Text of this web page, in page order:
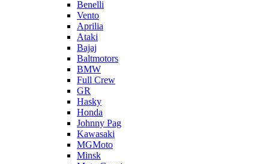
Benelli
Vento
Aprilia
Ataki
Bajaj
Baltmotors
BMW
Full Crew
GR
Hasky
Honda
Johnny Pag
Kawasaki
MGMoto
Minsk